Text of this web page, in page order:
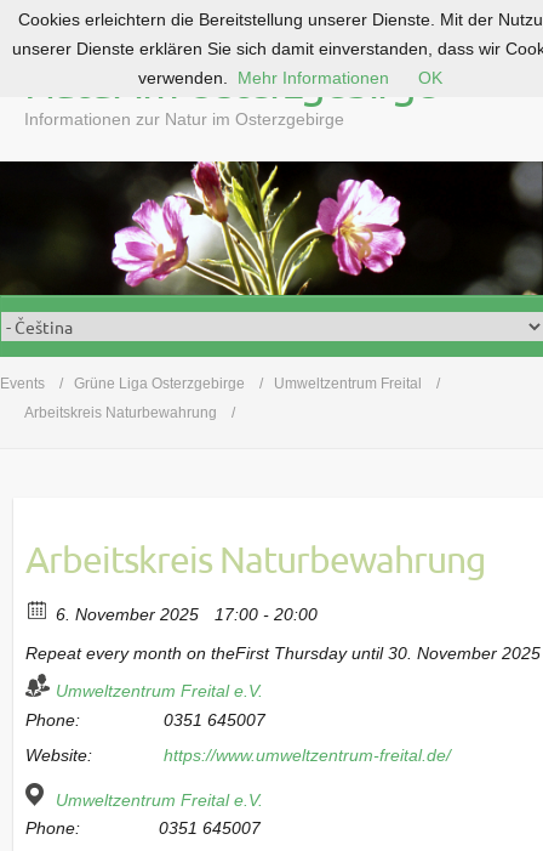
o
e
n
Natur im Osterzgebirge
Informationen zur Natur im Osterzgebirge
Events Grüne Liga Osterzgebirge
Umweltzentrum Freital
Arbeitskreis Naturbewahrung
Arbeitskreis Naturbewahrung
6. November 2025
17:00 - 20:00
Repeat every month on theFirst Thursday until 30. November 2025
Umweltzentrum Freital e.V.
Phone:
0351 645007
Website:
https://www.umweltzentrum-freital.de/
Umweltzentrum Freital e.V.
Phone:
0351 645007
Cookies erleichtern die Bereitstellung unserer Dienste. Mit der
unserer Dienste erklären Sie sich damit einverstanden, dass wir
verwenden.
Mehr Informationen OK